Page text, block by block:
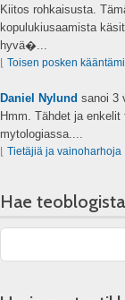
Kiitos rohkaisusta.
kopulukiusaamista
hyvä�...
⌊ Toisen posken
Daniel Nylund sanoi 3
Hmm. Tähdet ja
mytologiassa....
⌊ Tietäjiä ja vainoharhoja
Hae teoblogista